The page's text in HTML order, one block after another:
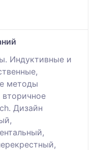
Индуктивные и
методы
Дизайн